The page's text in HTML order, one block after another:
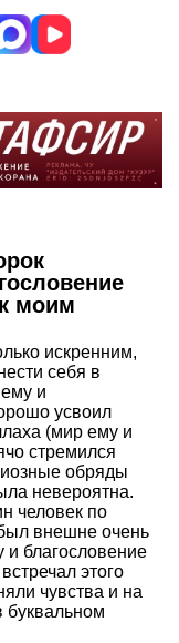
моим
искренним,
себя в
и
усвоил
(мир ему и
стремился
обряды
невероятна.
человек по
внешне очень
благословение
этого
чувства и на
буквальном